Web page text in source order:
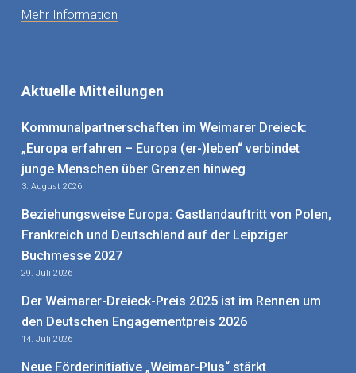
Mehr Information
Aktuelle Mitteilungen
Kommunalpartnerschaften im Weimarer Dreieck:
„Europa erfahren – Europa (er-)leben“ verbindet
junge Menschen über Grenzen hinweg
3. August 2026
Beziehungsweise Europa: Gastlandauftritt von Polen,
Frankreich und Deutschland auf der Leipziger
Buchmesse 2027
29. Juli 2026
Der Weimarer-Dreieck-Preis 2025 ist im Rennen um
den Deutschen Engagementpreis 2026
14. Juli 2026
Neue Förderinitiative „Weimar-Plus“ stärkt